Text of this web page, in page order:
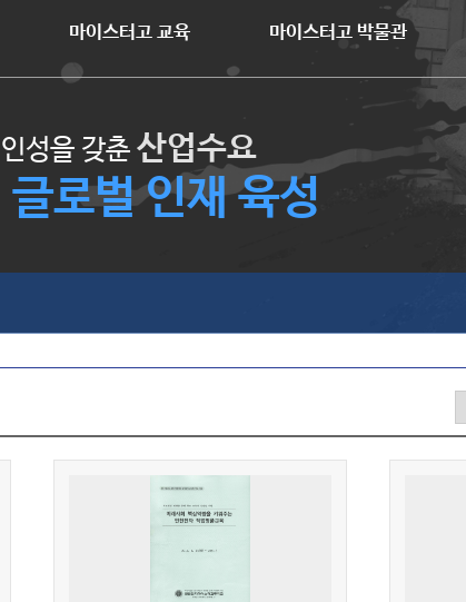
성을 갖춘 산업수요
글로벌 인재 육성
마이스터고 교육 마이스터고 박물관
색